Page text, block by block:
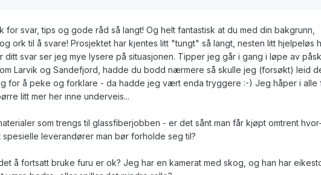
for svar, tips og gode råd så langt! Og helt fantastisk at du med din bakgrunn,
og ork til å svare! Prosjektet har kjentes litt "tungt" så langt, nesten litt hjelpeløs
ditt svar ser jeg mye lysere på situasjonen. Tipper jeg går i gang i løpe av
Larvik og Sandefjord, hadde du bodd nærmere så skulle jeg (forsøkt) leid
for å peke og forklare - da hadde jeg vært enda tryggere :-) Jeg håper i alle
litt mer her inne underveis...
som trengs til glassfiberjobben - er det sånt man får kjøpt omtrent
leverandører man bør forholde seg til?
å fortsatt bruke furu er ok? Jeg har en kamerat med skog, og han har